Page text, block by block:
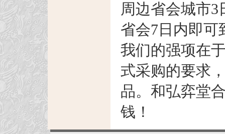
周边省会城市
省会7日内即可
我们的强项在
式采购的要求
品。和弘弈堂
钱！